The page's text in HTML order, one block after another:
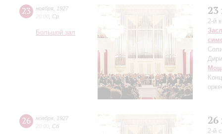
23 ноября
1927
20:00 Ср
Большой зал
23
2-й
26 ноября
1927
20:00 Сб 26
2-й